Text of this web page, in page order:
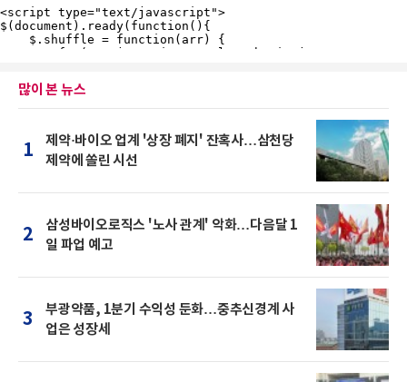
많이 본 뉴스
1
제약·바이오 업계 '상장 폐지' 잔혹사…삼천당
제약에 쏠린 시선
2
삼성바이오로직스 '노사 관계' 악화…다음달 1
일 파업 예고
3
부광약품, 1분기 수익성 둔화…중추신경계 사
업은 성장세